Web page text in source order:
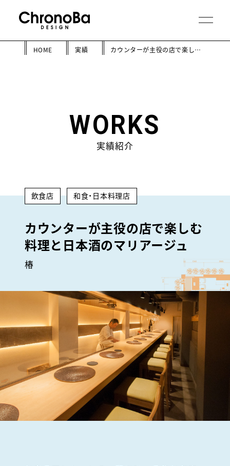
HOME 実績 カウンターが主役の店で楽しむ料理と日本酒のマリアージュ
WORKS
実績紹介
飲食店 和食・日本料理店
カウンターが主役の店で楽しむ
料理と日本酒のマリアージュ
椿